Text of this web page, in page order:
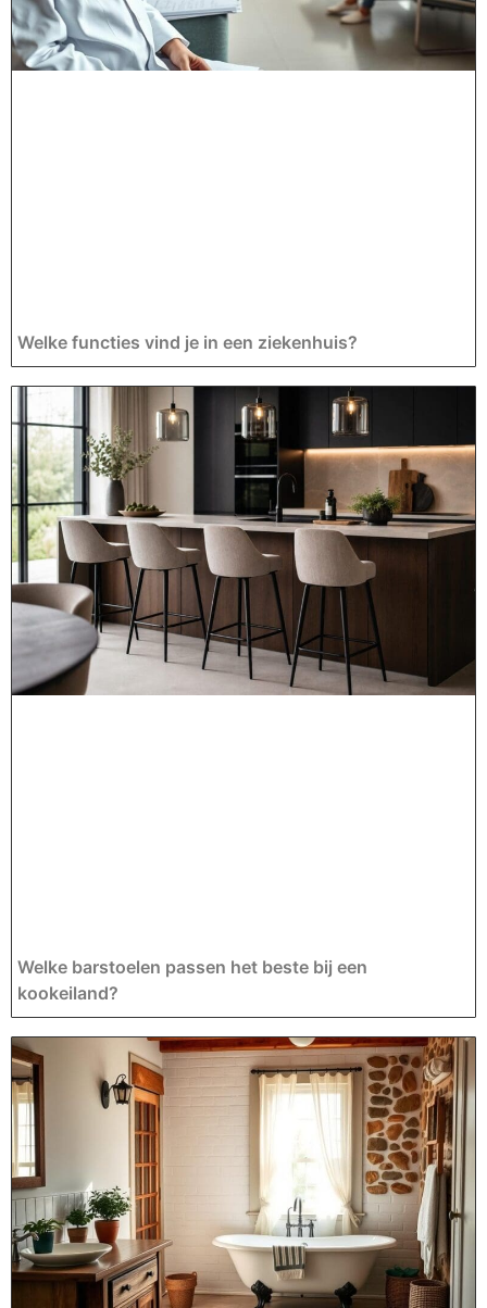
Welke functies vind je in een ziekenhuis?
Welke barstoelen passen het beste bij een
kookeiland?